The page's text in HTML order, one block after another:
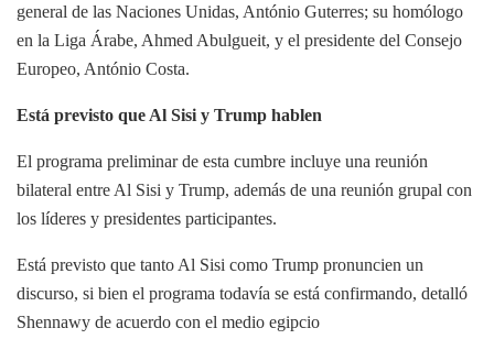
general de las Naciones Unidas, António Guterres; su homólogo
en la Liga Árabe, Ahmed Abulgueit, y el presidente del Consejo
Europeo, António Costa.
Está previsto que Al Sisi y Trump hablen
El programa preliminar de esta cumbre incluye una reunión
bilateral entre Al Sisi y Trump, además de una reunión grupal con
los líderes y presidentes participantes.
Está previsto que tanto Al Sisi como Trump pronuncien un
discurso, si bien el programa todavía se está confirmando, detalló
Shennawy de acuerdo con el medio egipcio